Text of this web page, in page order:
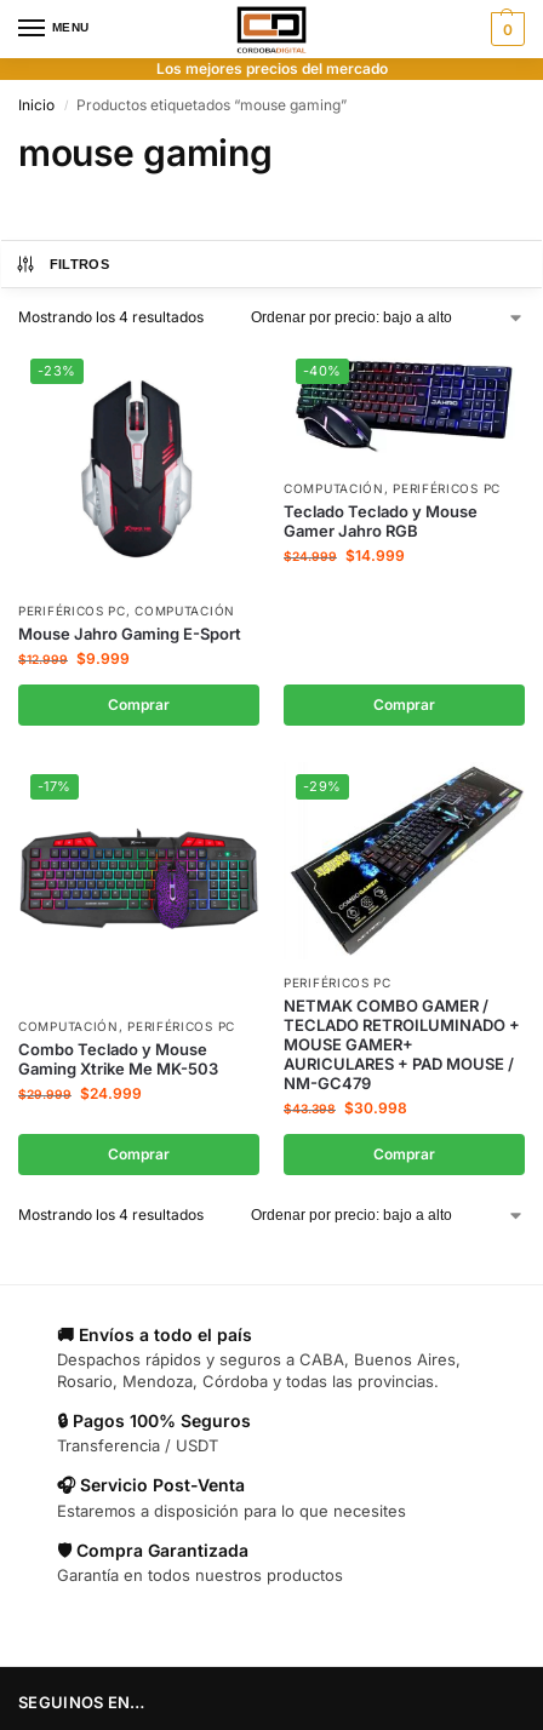
MENU 0
Los mejores precios del mercado
Inicio
/ Productos etiquetados “mouse gaming”
mouse gaming
FILTROS
Mostrando los 4 resultados
-23%
PERIFÉRICOS PC,COMPUTACIÓN
Mouse Jahro Gaming E-Sport
$12.999 $9.999
Comprar
-40%
COMPUTACIÓN ,PERIFÉRICOS PC
Teclado Teclado y Mouse
Gamer Jahro RGB
$24.999 $14.999
Comprar
-17%
COMPUTACIÓN ,PERIFÉRICOS PC
Combo Teclado y Mouse
Gaming Xtrike Me MK-503
$29.999 $24.999
Comprar
-29%
PERIFÉRICOS PC
NETMAK COMBO GAMER /
TECLADO RETROILUMINADO +
MOUSE GAMER+
AURICULARES + PAD MOUSE /
NM-GC479
$43.398 $30.998
Comprar
Mostrando los 4 resultados
🚚 Envíos a todo el país
Despachos rápidos y seguros a CABA, Buenos Aires,
Rosario, Mendoza, Córdoba y todas las provincias.
🔒 Pagos 100% Seguros
Transferencia / USDT
🎧 Servicio Post-Venta
Estaremos a disposición para lo que necesites
🛡️ Compra Garantizada
Garantía en todos nuestros productos
SEGUINOS EN…